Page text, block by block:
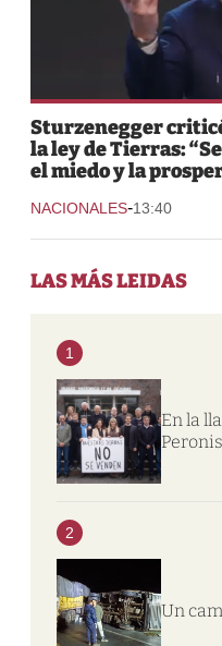
Sturzenegger
la ley de Tierras:
el miedo y la
NACIONALES-13:40
LAS MÁS LEIDAS
1
En la
2
Un